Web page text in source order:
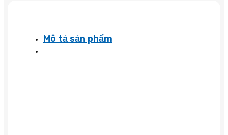
Mô tả sản phẩm